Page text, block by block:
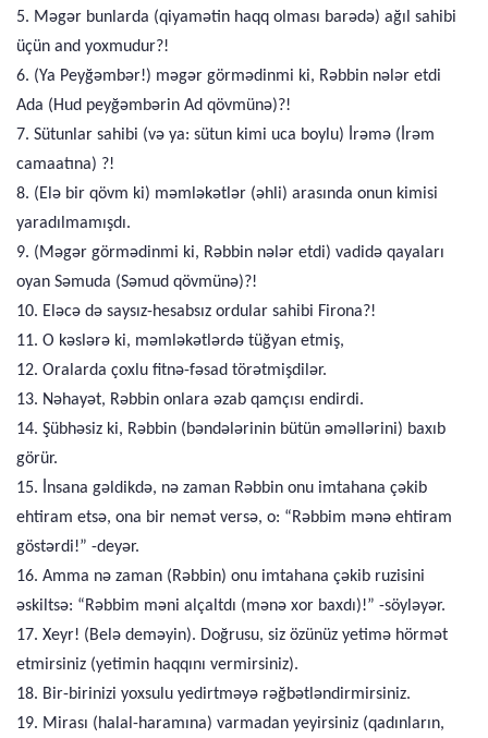
5. Məgər bunlarda (qiyamətin haqq olması barədə) ağıl sahibi
üçün and yoxmudur?!
6. (Ya Peyğəmbər!) məgər görmədinmi ki, Rəbbin nələr etdi
Ada (Hud peyğəmbərin Ad qövmünə)?!
7. Sütunlar sahibi (və ya: sütun kimi uca boylu) İrəmə (İrəm
camaatına) ?!
8. (Elə bir qövm ki) məmləkətlər (əhli) arasında onun kimisi
yaradılmamışdı.
9. (Məgər görmədinmi ki, Rəbbin nələr etdi) vadidə qayaları
oyan Səmuda (Səmud qövmünə)?!
10. Eləcə də saysız-hesabsız ordular sahibi Firona?!
11. O kəslərə ki, məmləkətlərdə tüğyan etmiş,
12. Oralarda çoxlu fitnə-fəsad törətmişdilər.
13. Nəhayət, Rəbbin onlara əzab qamçısı endirdi.
14. Şübhəsiz ki, Rəbbin (bəndələrinin bütün əməllərini) baxıb
görür.
15. İnsana gəldikdə, nə zaman Rəbbin onu imtahana çəkib
ehtiram etsə, ona bir nemət versə, o: “Rəbbim mənə ehtiram
göstərdi!” -deyər.
16. Amma nə zaman (Rəbbin) onu imtahana çəkib ruzisini
əskiltsə: “Rəbbim məni alçaltdı (mənə xor baxdı)!” -söyləyər.
17. Xeyr! (Belə deməyin). Doğrusu, siz özünüz yetimə hörmət
etmirsiniz (yetimin haqqını vermirsiniz).
18. Bir-birinizi yoxsulu yedirtməyə rəğbətləndirmirsiniz.
19. Mirası (halal-haramına) varmadan yeyirsiniz (qadınların,